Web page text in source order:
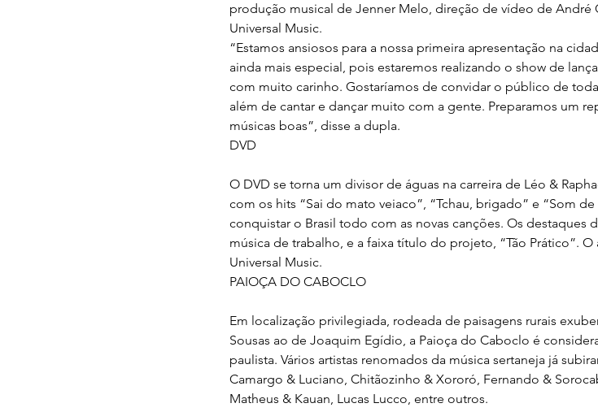
produção musical de Jenner Melo, direção de vídeo de André
Universal Music.
“Estamos ansiosos para a nossa primeira apresentação na
ainda mais especial, pois estaremos realizando o show de
com muito carinho. Gostaríamos de convidar o público de
além de cantar e dançar muito com a gente. Preparamos um
músicas boas”, disse a dupla.
DVD
O DVD se torna um divisor de águas na carreira de Léo &
com os hits “Sai do mato veiaco”, “Tchau, brigado” e “Som
conquistar o Brasil todo com as novas canções. Os destaques
música de trabalho, e a faixa título do projeto, “Tão Prático”.
Universal Music.
PAIOÇA DO CABOCLO
Em localização privilegiada, rodeada de paisagens rurais
Sousas ao de Joaquim Egídio, a Paioça do Caboclo é
paulista. Vários artistas renomados da música sertaneja já
Camargo & Luciano, Chitãozinho & Xororó, Fernando &
Matheus & Kauan, Lucas Lucco, entre outros.